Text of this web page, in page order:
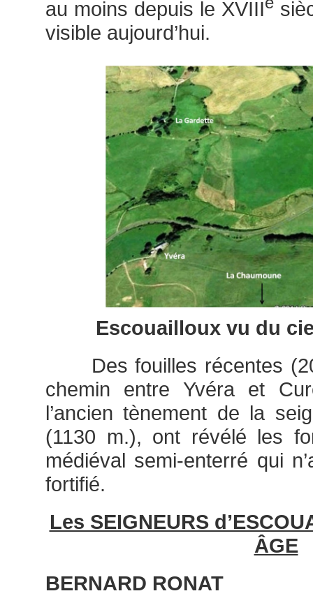
au moins depuis le XVIII
visible aujourd’hui.
Escouailloux vu du
Des fouilles récentes
chemin entre Yvéra et
l’ancien tènement de la
(1130 m.), ont révélé les
médiéval semi-enterré qui
fortifié.
Les SEIGNEURS
ÂGE
BERNARD RONAT